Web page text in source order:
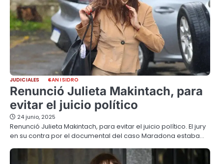
JUDICIALES SAN ISIDRO
Renunció Julieta Makintach, para
evitar el juicio político
24 junio, 2025
Renunció Julieta Makintach, para evitar el juicio político. El jury
en su contra por el documental del caso Maradona estaba…